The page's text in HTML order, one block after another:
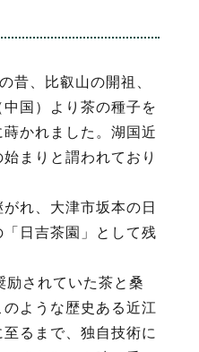
昔、比叡山の開祖、
国）より茶の種子を
かれました。湖国近
まりと謂われており
れ、大津市坂本の日
日吉茶園」として残
励されていた茶と桑
ような歴史ある近江
るまで、独自技術に